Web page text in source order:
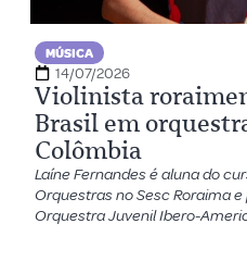
MÚSICA
14/07/2026
Violinista
Brasil em
Colômbia
Laíne Fernandes é aluna do
Orquestras no Sesc Roraima
Orquestra Juvenil Ibero-